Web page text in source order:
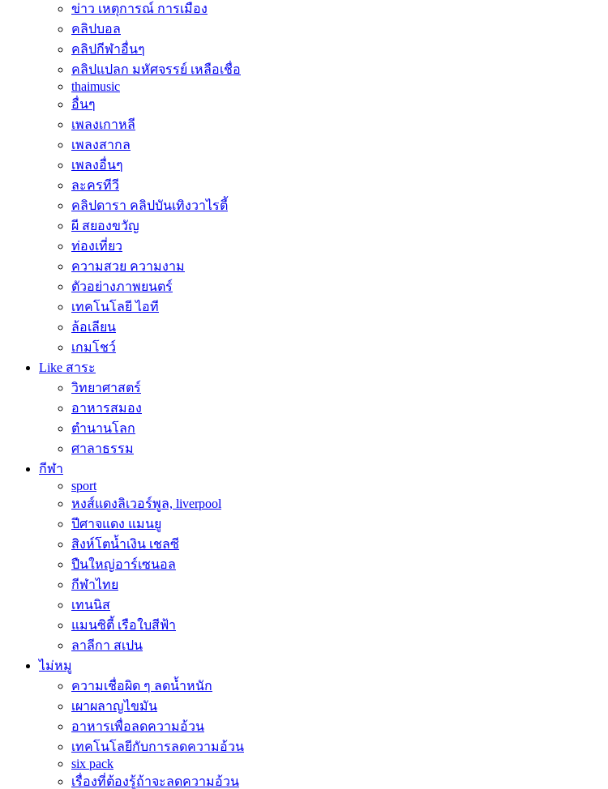
ข่าว เหตุการณ์ การเมือง
คลิปบอล
คลิปกีฬาอื่นๆ
คลิปแปลก มหัศจรรย์ เหลือเชื่อ
thaimusic
อื่นๆ
เพลงเกาหลี
เพลงสากล
เพลงอื่นๆ
ละครทีวี
คลิปดารา คลิปบันเทิงวาไรตี้
ผี สยองขวัญ
ท่องเที่ยว
ความสวย ความงาม
ตัวอย่างภาพยนตร์
เทคโนโลยี ไอที
ล้อเลียน
เกมโชว์
Like สาระ
วิทยาศาสตร์
อาหารสมอง
ตำนานโลก
ศาลาธรรม
กีฬา
sport
หงส์แดงลิเวอร์พูล, liverpool
ปีศาจแดง แมนยู
สิงห์โตน้ำเงิน เชลซี
ปืนใหญ่อาร์เซนอล
กีฬาไทย
เทนนิส
แมนซิตี้ เรือใบสีฟ้า
ลาลีกา สเปน
ไม่หมู
ความเชื่อผิด ๆ ลดน้ำหนัก
เผาผลาญไขมัน
อาหารเพื่อลดความอ้วน
เทคโนโลยีกับการลดความอ้วน
six pack
เรื่องที่ต้องรู้ถ้าจะลดความอ้วน